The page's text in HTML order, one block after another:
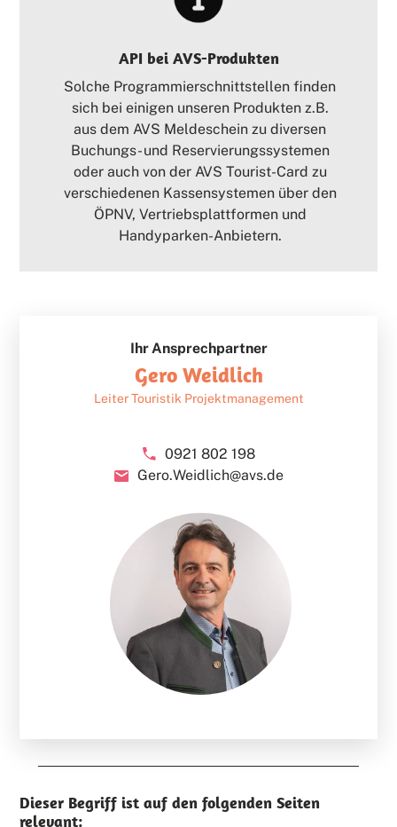
API bei AVS-Produkten
Solche Programmierschnittstellen finden
sich bei einigen unseren Produkten z.B.
aus dem AVS Meldeschein zu diversen
Buchungs- und Reservierungssystemen
oder auch von der AVS Tourist-Card zu
verschiedenen Kassensystemen über den
ÖPNV, Vertriebsplattformen und
Handyparken-Anbietern.
Ihr Ansprechpartner
Gero Weidlich
Leiter Touristik Projektmanagement
0921 802 198
Gero.Weidlich@avs.de
Dieser Begriff ist auf den folgenden Seiten
relevant: